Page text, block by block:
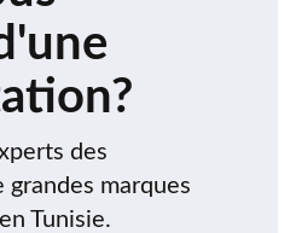
des
marques
Tunisie.